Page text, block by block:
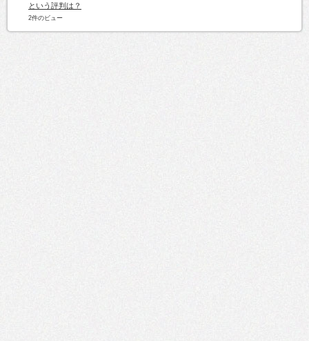
という評判は？
2件のビュー